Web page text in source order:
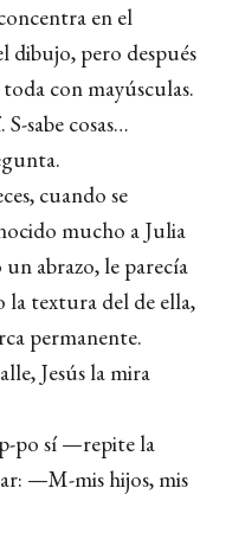
en el
dibujo, pero después
con mayúsculas.
sabe cosas…
cuando se
mucho a Julia
abrazo, le parecía
la textura del de ella,
permanente.
Jesús la mira
po sí —repite la
—M-mis hijos, mis